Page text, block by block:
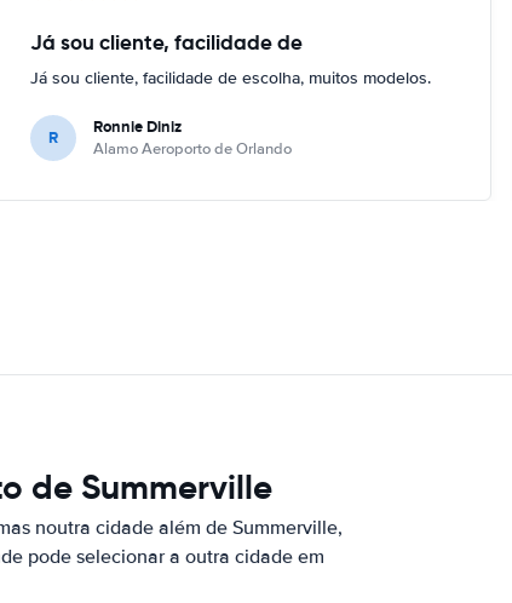
Já sou cliente, facilidade de
Já sou cliente, facilidade de escolha, muitos modelos.
R Ronnie Diniz
Alamo Aeroporto de Orlando
de Summerville
noutra cidade além de Summerville,
pode selecionar a outra cidade em